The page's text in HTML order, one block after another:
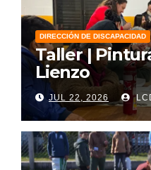
DIRECCIÓN DE DISCAPACIDAD
Taller |
Lienzo
JUL 22, 2026